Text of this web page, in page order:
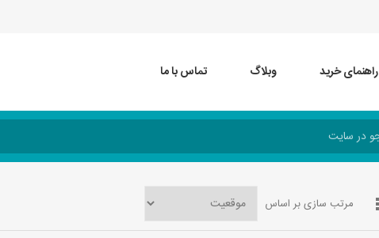
راهنمای خرید وبلاگ تماس با ما
مرتب سازی بر اساس